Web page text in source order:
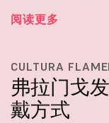
阅读更多
CULTURA
弗拉门戈
戴方式